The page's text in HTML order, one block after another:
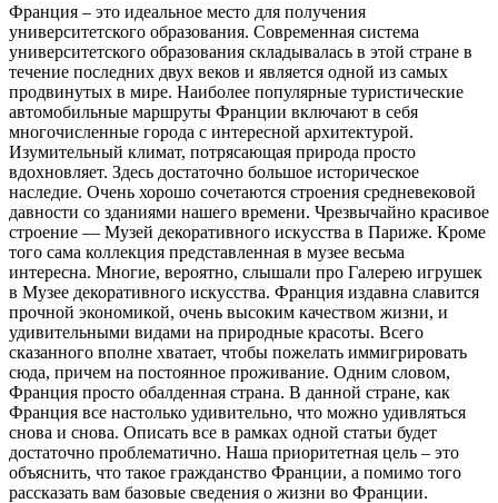
Франция – это идеальное место для получения
университетского образования. Современная система
университетского образования складывалась в этой стране в
течение последних двух веков и является одной из самых
продвинутых в мире. Наиболее популярные туристические
автомобильные маршруты Франции включают в себя
многочисленные города с интересной архитектурой.
Изумительный климат, потрясающая природа просто
вдохновляет. Здесь достаточно большое историческое
наследие. Очень хорошо сочетаются строения средневековой
давности со зданиями нашего времени. Чрезвычайно красивое
строение — Музей декоративного искусства в Париже. Кроме
того сама коллекция представленная в музее весьма
интересна. Многие, вероятно, слышали про Галерею игрушек
в Музее декоративного искусства. Франция издавна славится
прочной экономикой, очень высоким качеством жизни, и
удивительными видами на природные красоты. Всего
сказанного вполне хватает, чтобы пожелать иммигрировать
сюда, причем на постоянное проживание. Одним словом,
Франция просто обалденная страна. В данной стране, как
Франция все настолько удивительно, что можно удивляться
снова и снова. Описать все в рамках одной статьи будет
достаточно проблематично. Наша приоритетная цель – это
объяснить, что такое гражданство Франции, а помимо того
рассказать вам базовые сведения о жизни во Франции.